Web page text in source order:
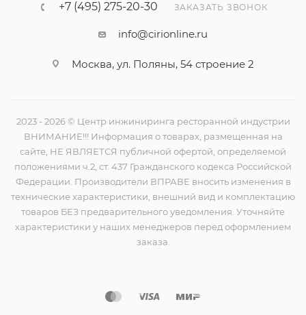
+7 (495) 275-20-30 ЗАКАЗАТЬ ЗВОНОК
info@cirionline.ru
Москва, ул. Поляны, 54 строение 2
2023 - 2026 © Центр инжиниринга ресторанной индустрии
ВНИМАНИЕ!!! Информация о товарах, размещенная на
сайте, НЕ ЯВЛЯЕТСЯ публичной офертой, определяемой
положениями ч.2, ст. 437 Гражданского кодекса Российской
Федерации. Производители ВПРАВЕ вносить изменения в
технические характеристики, внешний вид и комплектацию
товаров БЕЗ предварительного уведомления. Уточняйте
характеристики у наших менеджеров перед оформлением
заказа.